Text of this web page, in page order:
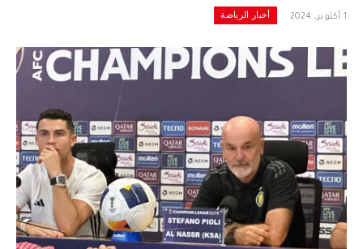
1 أكتوبر، 2024 أخبار الرياضة